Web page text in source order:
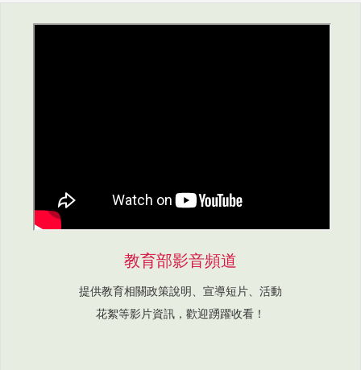
教育部影音頻道
提供教育相關政策說明、宣導短片、活動
花絮等影片資訊，歡迎踴躍收看！